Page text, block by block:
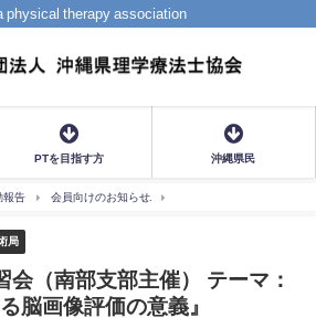
physical therapy association
PTを目指す方 沖縄県民
報告 会員向けのお知らせ
局
会（南部支部主催） テーマ：
脳画像評価の意義』